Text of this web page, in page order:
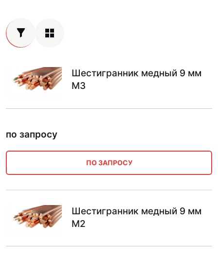
Шестигранник медный 9 мм
М3
по запросу
ПО ЗАПРОСУ
Шестигранник медный 9 мм
М2